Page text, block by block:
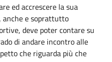
ed accrescere la sua
anche e soprattutto
deve poter contare su
di andare incontro alle
che riguarda più che